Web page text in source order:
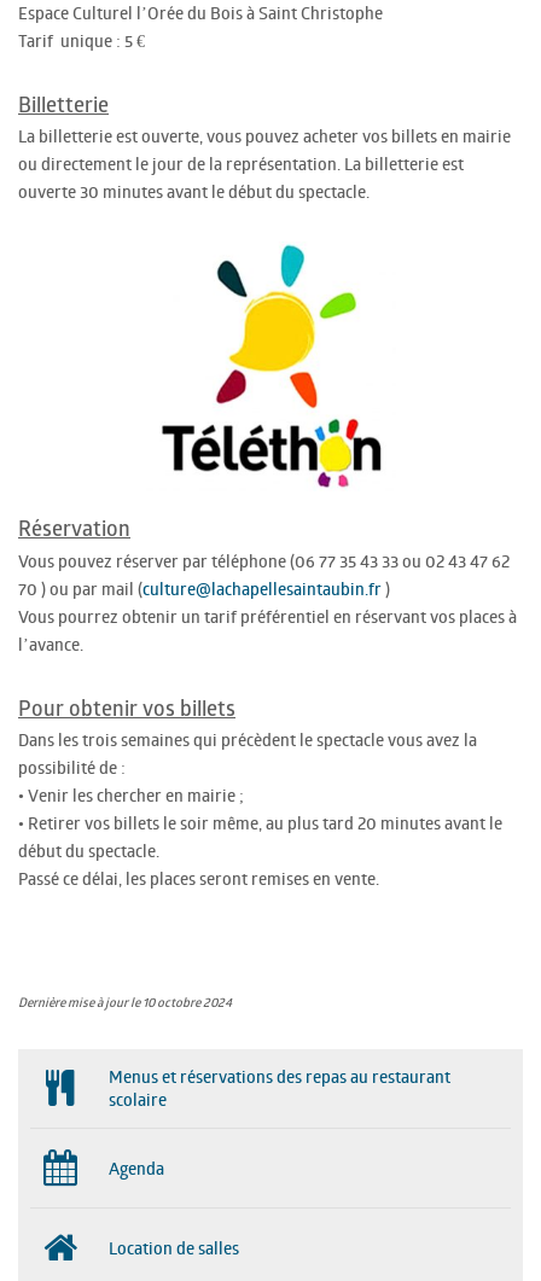
Espace Culturel l’Orée du Bois à Saint Christophe
Tarif unique : 5 €
Billetterie
La billetterie est ouverte, vous pouvez acheter vos billets en mairie
ou directement le jour de la représentation. La billetterie est
ouverte 30 minutes avant le début du spectacle.
Réservation
Vous pouvez réserver par téléphone (06 77 35 43 33 ou 02 43 47 62
70 ) ou par mail (culture@lachapellesaintaubin.fr)
Vous pourrez obtenir un tarif préférentiel en réservant vos places à
l’avance.
Pour obtenir vos billets
Dans les trois semaines qui précèdent le spectacle vous avez la
possibilité de :
• Venir les chercher en mairie ;
• Retirer vos billets le soir même, au plus tard 20 minutes avant le
début du spectacle.
Passé ce délai, les places seront remises en vente.
Dernière mise à jour le 10 octobre 2024
Menus et réservations des repas au restaurant
scolaire
Agenda
Location de salles